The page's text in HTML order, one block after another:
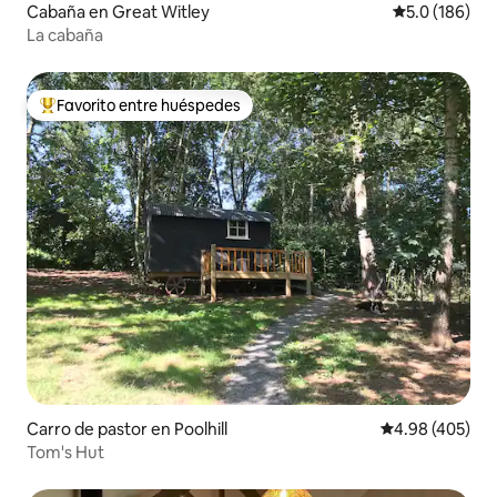
Cabaña en Great Witley Calificación
5.0 (186)
La cabaña
De los mejores en Favorito entre huéspedes
Favorito entre huéspedes
Carro de pastor en Poolhill Calificación
4.98 (405)
Tom's Hut